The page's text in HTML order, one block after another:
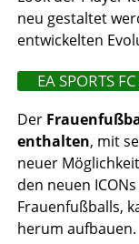
neu gestaltet
entwickelten
EA SPORTS
Der
enthalten, mit
neuer
den neuen
Frauenfußballs,
herum aufbauen.